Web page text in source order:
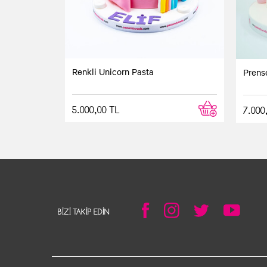
Renkli Unicorn Pasta
5.000,00 TL
BIZI TAKIP EDIN